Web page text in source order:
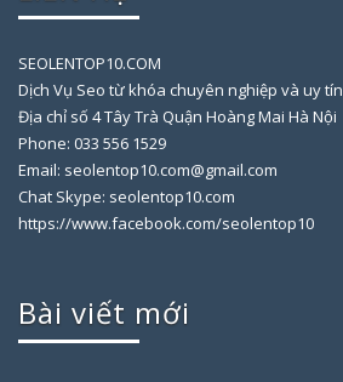
SEOLENTOP10.COM
Dịch Vụ Seo từ khóa chuyên nghiệp và uy tín
Địa chỉ số 4 Tây Trà Quận Hoàng Mai Hà Nội
Phone: 033 556 1529
Email: seolentop10.com@gmail.com
Chat Skype: seolentop10.com
https://www.facebook.com/seolentop10
Bài viết mới